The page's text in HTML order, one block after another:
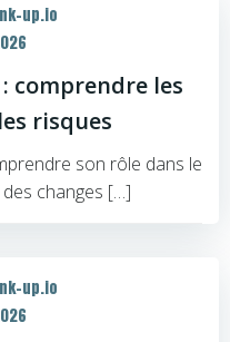
up.io
comprendre les
risques
son rôle dans le
changes […]
up.io